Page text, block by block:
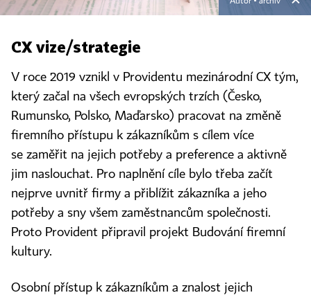
CX vize/strategie
V roce 2019 vznikl v Providentu mezinárodní CX tým,
který začal na všech evropských trzích (Česko,
Rumunsko, Polsko, Maďarsko) pracovat na změně
firemního přístupu k zákazníkům s cílem více
se zaměřit na jejich potřeby a preference a aktivně
jim naslouchat. Pro naplnění cíle bylo třeba začít
nejprve uvnitř firmy a přiblížit zákazníka a jeho
potřeby a sny všem zaměstnancům společnosti.
Proto Provident připravil projekt Budování firemní
kultury.
Osobní přístup k zákazníkům a znalost jejich